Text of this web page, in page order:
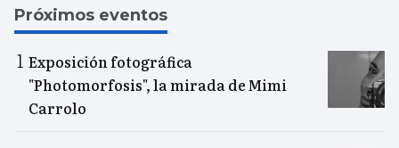
Próximos eventos
Exposición fotográfica
"Photomorfosis", la mirada de Mimi
Carrolo